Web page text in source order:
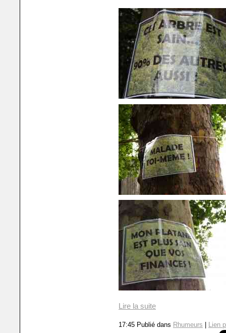
Lire la suite
17:45 Publié dans Rhumeurs | Lien